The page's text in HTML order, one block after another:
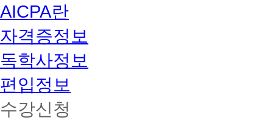
AICPA란
자격증정보
독학사정보
편입정보
수강신청